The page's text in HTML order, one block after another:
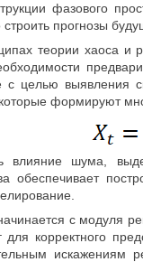
фазового
прогнозы
теории хаоса и
с целью выявления
формируют
влияние шума,
обеспечивает
с модуля
для корректного
искажениям